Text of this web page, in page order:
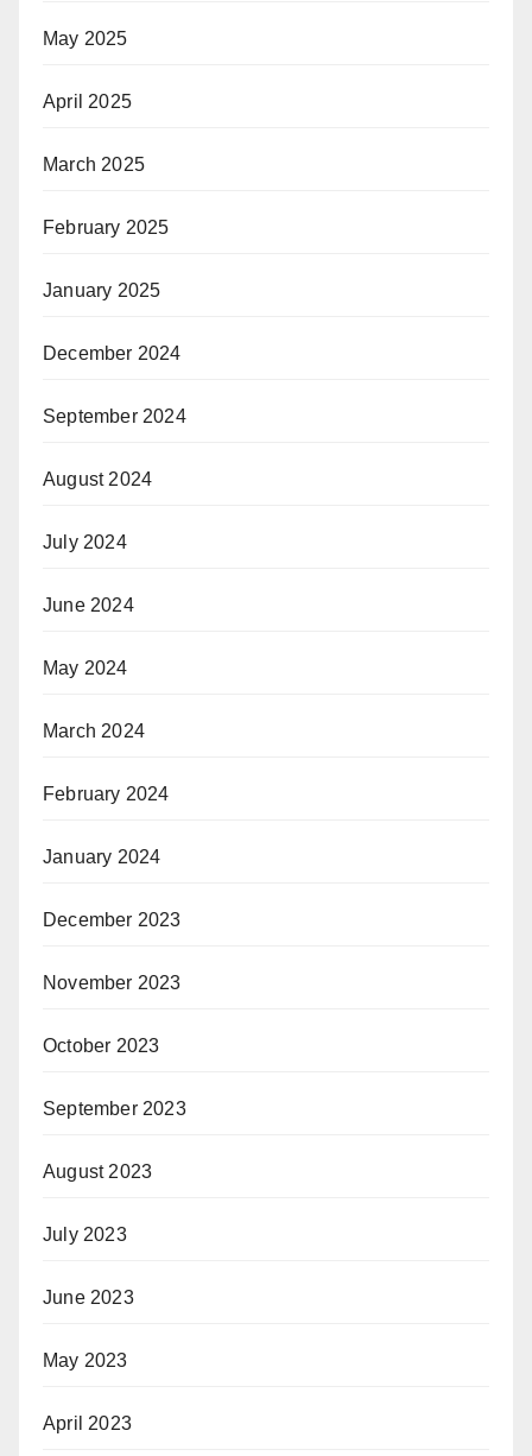
May 2025
April 2025
March 2025
February 2025
January 2025
December 2024
September 2024
August 2024
July 2024
June 2024
May 2024
March 2024
February 2024
January 2024
December 2023
November 2023
October 2023
September 2023
August 2023
July 2023
June 2023
May 2023
April 2023